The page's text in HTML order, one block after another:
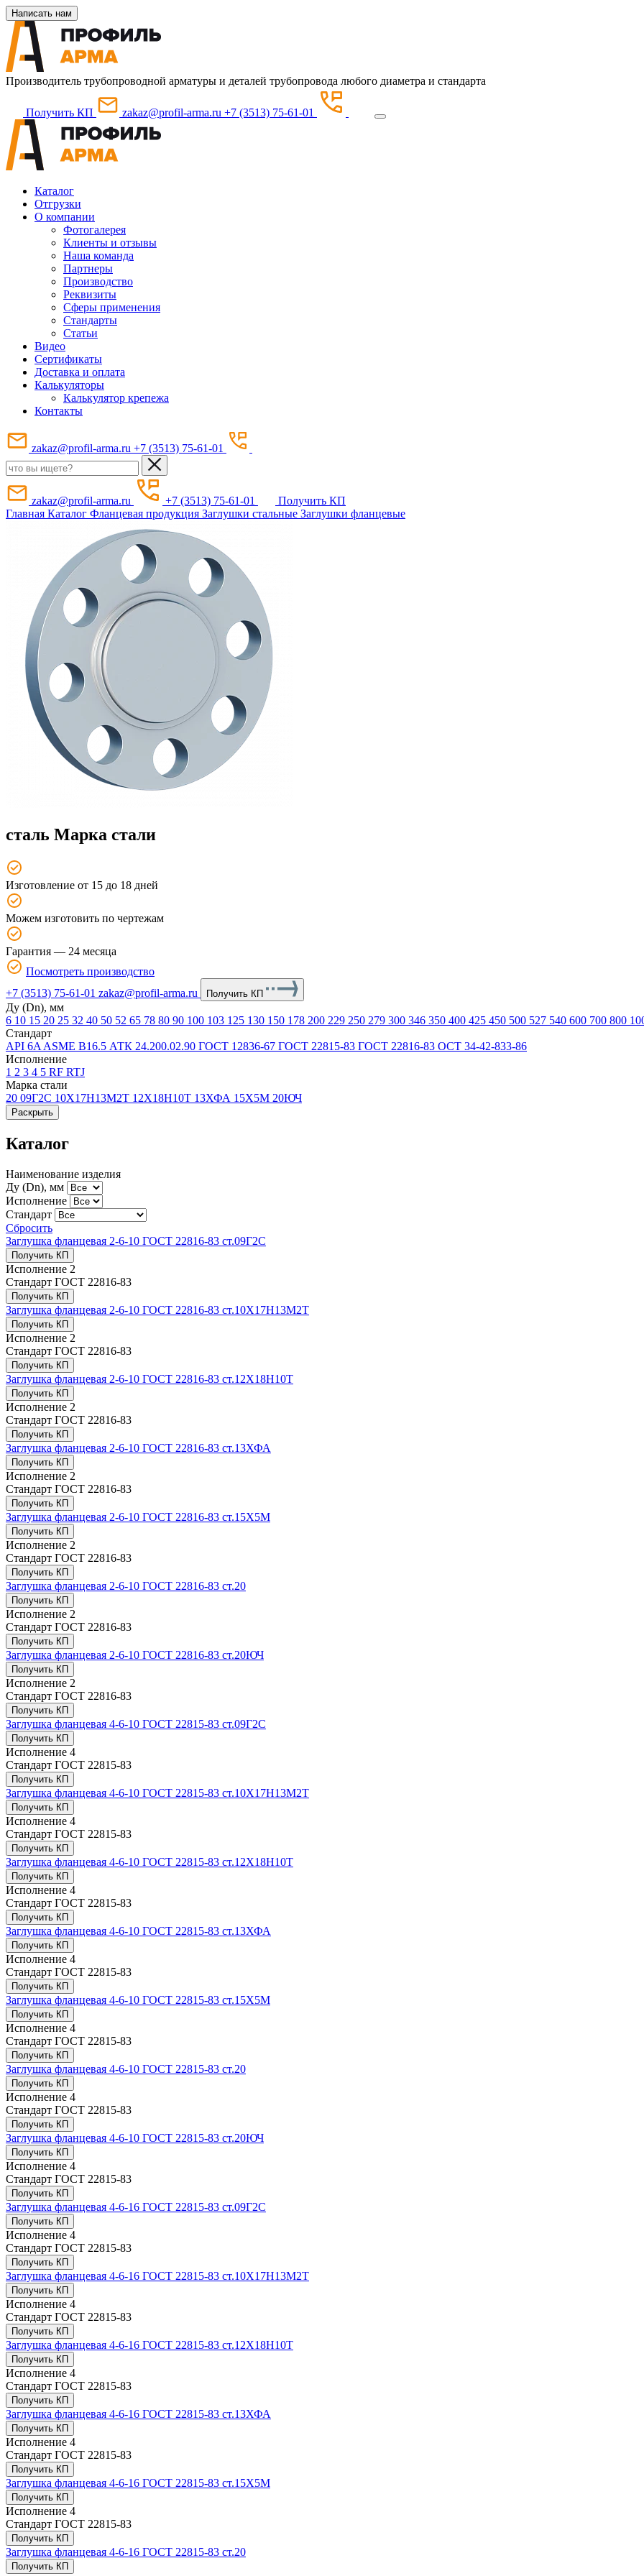
Написать нам
Производитель трубопроводной арматуры и деталей трубопровода любого диаметра и стандарта
Получить КП zakaz@profil-arma.ru +7 (3513) 75-61-01
Каталог
Отгрузки
О компании
Фотогалерея
Клиенты и отзывы
Наша команда
Партнеры
Производство
Реквизиты
Сферы применения
Стандарты
Статьи
Видео
Сертификаты
Доставка и оплата
Калькуляторы
Калькулятор крепежа
Контакты
zakaz@profil-arma.ru +7 (3513) 75-61-01
zakaz@profil-arma.ru +7 (3513) 75-61-01
Получить КП
Главная Каталог Фланцевая продукция Заглушки стальные Заглушки фланцевые
сталь Марка стали
Изготовление от 15 до 18 дней
Можем изготовить по чертежам
Гарантия — 24 месяца
Посмотреть производство
+7 (3513) 75-61-01 zakaz@profil-arma.ru Получить КП
Ду (Dn), мм
6 10 15 20 25 32 40 50 52 65 78 80 90 100 103 125 130 150 178 200 229 250 279 300 346 350 400 425 450 500 527 540 600 700 800
Стандарт
API 6A ASME В16.5 АТК 24.200.02.90 ГОСТ 12836-67 ГОСТ 22815-83 ГОСТ 22816-83 ОСТ 34-42-833-86
Исполнение
1 2 3 4 5 RF RTJ
Марка стали
20 09Г2С 10Х17Н13М2Т 12Х18Н10Т 13ХФА 15Х5М 20ЮЧ
Раскрыть
Каталог
Наименование изделия
Ду (Dn), мм
Исполнение
Стандарт
Сбросить
Заглушка фланцевая 2-6-10 ГОСТ 22816-83 ст.09Г2С
Получить КП
Исполнение 2
Стандарт ГОСТ 22816-83
Получить КП
Заглушка фланцевая 2-6-10 ГОСТ 22816-83 ст.10Х17Н13М2Т
Получить КП
Исполнение 2
Стандарт ГОСТ 22816-83
Получить КП
Заглушка фланцевая 2-6-10 ГОСТ 22816-83 ст.12Х18Н10Т
Получить КП
Исполнение 2
Стандарт ГОСТ 22816-83
Получить КП
Заглушка фланцевая 2-6-10 ГОСТ 22816-83 ст.13ХФА
Получить КП
Исполнение 2
Стандарт ГОСТ 22816-83
Получить КП
Заглушка фланцевая 2-6-10 ГОСТ 22816-83 ст.15Х5М
Получить КП
Исполнение 2
Стандарт ГОСТ 22816-83
Получить КП
Заглушка фланцевая 2-6-10 ГОСТ 22816-83 ст.20
Получить КП
Исполнение 2
Стандарт ГОСТ 22816-83
Получить КП
Заглушка фланцевая 2-6-10 ГОСТ 22816-83 ст.20ЮЧ
Получить КП
Исполнение 2
Стандарт ГОСТ 22816-83
Получить КП
Заглушка фланцевая 4-6-10 ГОСТ 22815-83 ст.09Г2С
Получить КП
Исполнение 4
Стандарт ГОСТ 22815-83
Получить КП
Заглушка фланцевая 4-6-10 ГОСТ 22815-83 ст.10Х17Н13М2Т
Получить КП
Исполнение 4
Стандарт ГОСТ 22815-83
Получить КП
Заглушка фланцевая 4-6-10 ГОСТ 22815-83 ст.12Х18Н10Т
Получить КП
Исполнение 4
Стандарт ГОСТ 22815-83
Получить КП
Заглушка фланцевая 4-6-10 ГОСТ 22815-83 ст.13ХФА
Получить КП
Исполнение 4
Стандарт ГОСТ 22815-83
Получить КП
Заглушка фланцевая 4-6-10 ГОСТ 22815-83 ст.15Х5М
Получить КП
Исполнение 4
Стандарт ГОСТ 22815-83
Получить КП
Заглушка фланцевая 4-6-10 ГОСТ 22815-83 ст.20
Получить КП
Исполнение 4
Стандарт ГОСТ 22815-83
Получить КП
Заглушка фланцевая 4-6-10 ГОСТ 22815-83 ст.20ЮЧ
Получить КП
Исполнение 4
Стандарт ГОСТ 22815-83
Получить КП
Заглушка фланцевая 4-6-16 ГОСТ 22815-83 ст.09Г2С
Получить КП
Исполнение 4
Стандарт ГОСТ 22815-83
Получить КП
Заглушка фланцевая 4-6-16 ГОСТ 22815-83 ст.10Х17Н13М2Т
Получить КП
Исполнение 4
Стандарт ГОСТ 22815-83
Получить КП
Заглушка фланцевая 4-6-16 ГОСТ 22815-83 ст.12Х18Н10Т
Получить КП
Исполнение 4
Стандарт ГОСТ 22815-83
Получить КП
Заглушка фланцевая 4-6-16 ГОСТ 22815-83 ст.13ХФА
Получить КП
Исполнение 4
Стандарт ГОСТ 22815-83
Получить КП
Заглушка фланцевая 4-6-16 ГОСТ 22815-83 ст.15Х5М
Получить КП
Исполнение 4
Стандарт ГОСТ 22815-83
Получить КП
Заглушка фланцевая 4-6-16 ГОСТ 22815-83 ст.20
Получить КП